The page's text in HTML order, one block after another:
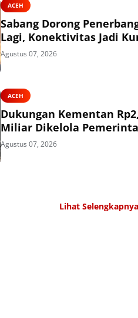
ACEH
Sabang Dorong
Lagi, Konektivitas Jadi
Agustus 07, 2026
ACEH
Dukungan Kementan
Miliar Dikelola
Agustus 07, 2026
Lihat Selengkapnya